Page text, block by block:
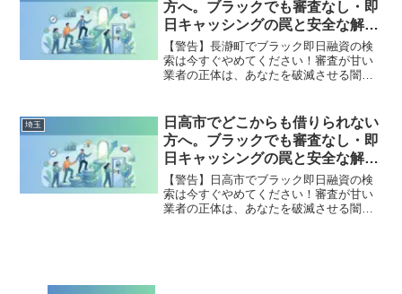
全公開。
方へ。ブラックでも審査なし・即
日キャッシングの罠と安全な解決
策
【警告】長瀞町でブラック即日融資の検
索は今すぐやめてください！審査が甘い
業者の正体は、あなたを破滅させる闇金
町で違法業者を避け、借金地獄から抜け
出した方々の実体験と確実な解決策を完
全公開。
埼玉
日高市でどこからも借りられない
方へ。ブラックでも審査なし・即
日キャッシングの罠と安全な解決
策
【警告】日高市でブラック即日融資の検
索は今すぐやめてください！審査が甘い
業者の正体は、あなたを破滅させる闇金